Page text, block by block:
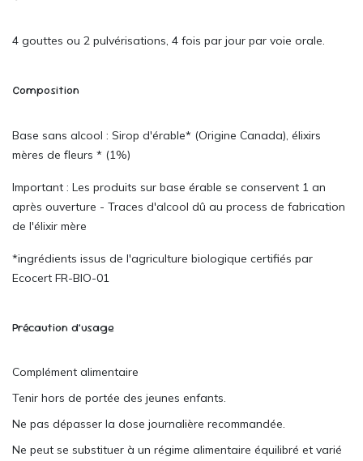
4 gouttes ou 2 pulvérisations, 4 fois par jour par voie orale.
Composition
Base sans alcool : Sirop d'érable* (Origine Canada), élixirs
mères de fleurs * (1%)
Important : Les produits sur base érable se conservent 1 an
après ouverture - Traces d'alcool dû au process de fabrication
de l'élixir mère
*ingrédients issus de l'agriculture biologique certifiés par
Ecocert FR-BIO-01
Précaution d’usage
Complément alimentaire
Tenir hors de portée des jeunes enfants.
Ne pas dépasser la dose journalière recommandée.
Ne peut se substituer à un régime alimentaire équilibré et varié